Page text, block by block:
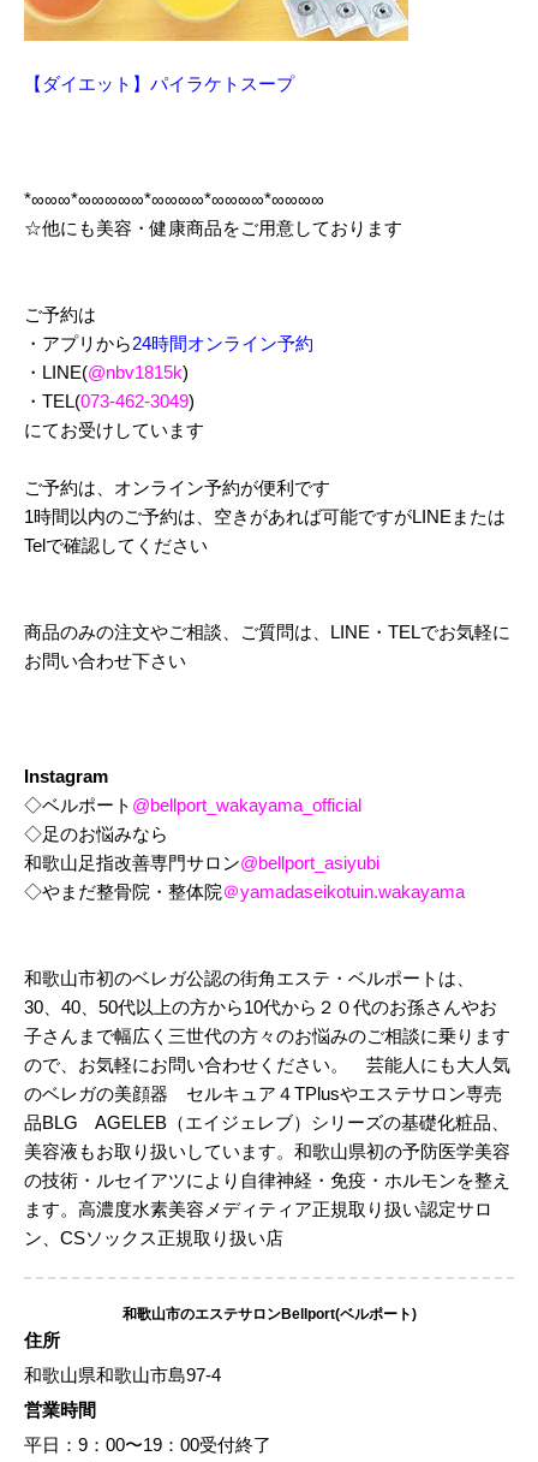
【 ダイエット】パイラケトスープ
*∞∞∞*∞∞∞∞∞*∞∞∞∞*∞∞∞∞*∞∞∞∞
☆他にも美容・健康商品をご用意しております
ご予約は
・アプリから24時間オンライン予約
・LINE(@nbv1815k)
・TEL(073-462-3049)
にてお受けしています
ご予約は、オンライン予約が便利です
1時間以内のご予約は、空きがあれば可能ですがLINEまたは
Telで確認してください
商品のみの注文やご相談、ご質問は、LINE・TELでお気軽に
お問い合わせ下さい
Instagram
◇ベルポート @bellport_wakayama_official
◇足のお悩みなら
和歌山足指改善専門サロン@bellport_asiyubi
◇やまだ整骨院・整体院＠yamadaseikotuin.wakayama
和歌山市初のベレガ公認の街角エステ・ベルポートは、
30、40、50代以上の方から10代から２０代のお孫さんやお
子さんまで幅広く三世代の方々のお悩みのご相談に乗ります
ので、お気軽にお問い合わせください。 芸能人にも大人気
のベレガの美顔器 セルキュア４TPlusやエステサロン専売
品BLG AGELEB（エイジェレブ）シリーズの基礎化粧品、
美容液もお取り扱いしています。和歌山県初の予防医学美容
の技術・ルセイアツにより自律神経・免疫・ホルモンを整え
ます。高濃度水素美容メディティア正規取り扱い認定サロ
ン、CSソックス正規取り扱い店
和歌山市のエステサロンBellport(ベルポート)
住所
和歌山県和歌山市島97-4
営業時間
平日：9：00〜19：00受付終了